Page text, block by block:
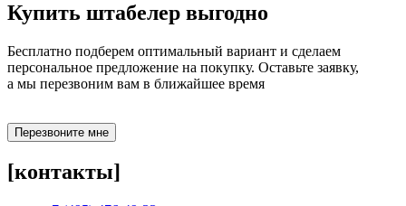
Купить штабелер выгодно
Бесплатно подберем оптимальный вариант и сделаем
персональное предложение на покупку. Оставьте заявку,
а мы перезвоним вам в ближайшее время
Перезвоните мне
[контакты]